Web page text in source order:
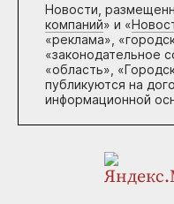
Новости,
компаний» и «
«реклама»,
«законодательное
«область»,
публикуются на
информационной